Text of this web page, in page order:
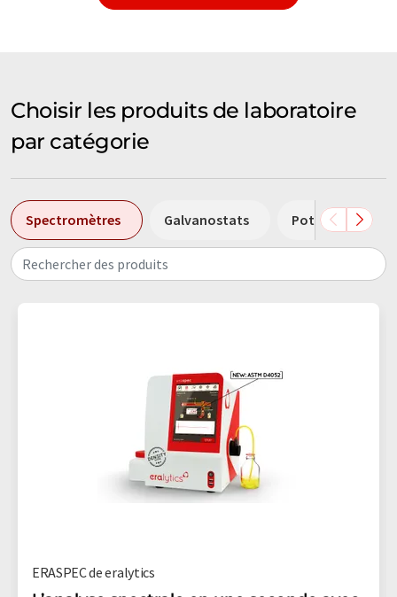
Choisir les produits de laboratoire
par catégorie
Spectromètres Galvanostats Potentiostats
Rechercher des produits
ERASPEC de eralytics